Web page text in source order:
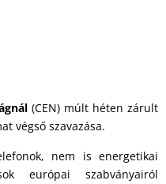
(CEN) múlt héten zárult
végső szavazása.
nem is energetikai
európai szabványairól